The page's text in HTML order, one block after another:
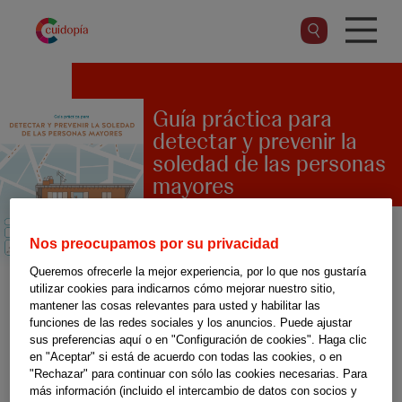
contenido
Guía práctica para
detectar y prevenir la
soledad de las personas
mayores
La Fundación Grandes Amigos
ofrece en esta guía consejos
para fomentar la creación de
redes de apoyo vecinal que
ayuden a detectar y prevenir la
Nos preocupamos por su privacidad
Queremos ofrecerle la mejor experiencia, por lo que nos gustaría
utilizar cookies para indicarnos cómo mejorar nuestro sitio,
mantener las cosas relevantes para usted y habilitar las
funciones de las redes sociales y los anuncios. Puede ajustar
sus preferencias aquí o en "Configuración de cookies". Haga clic
en "Aceptar" si está de acuerdo con todas las cookies, o en
"Rechazar" para continuar con sólo las cookies necesarias. Para
más información (incluido el intercambio de datos con socios y